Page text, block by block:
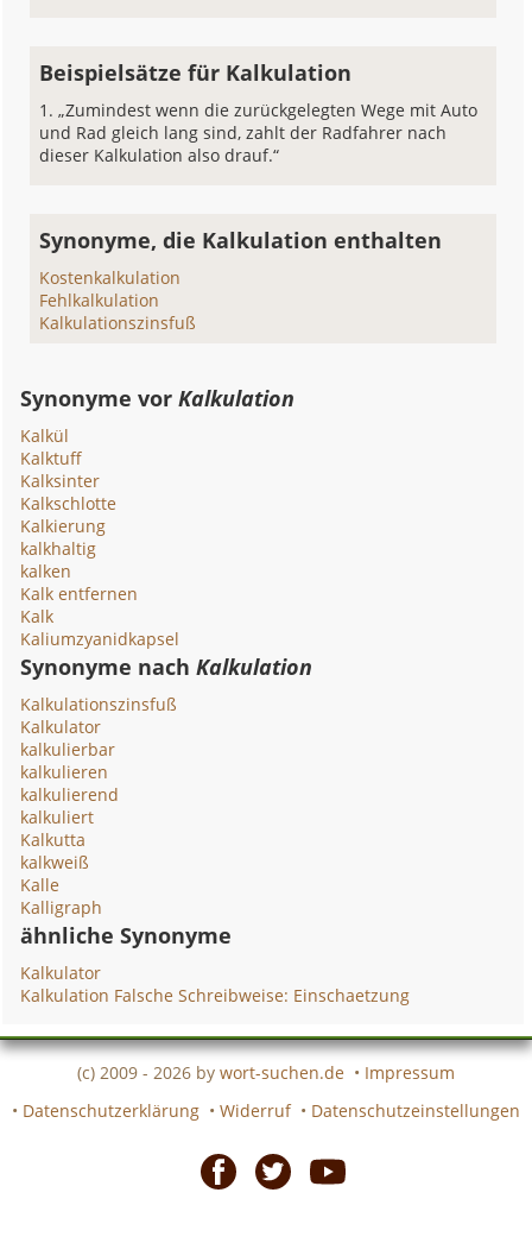
Beispielsätze für Kalkulation
„Zumindest wenn die zurückgelegten Wege mit Auto
und Rad gleich lang sind, zahlt der Radfahrer nach
dieser Kalkulation also drauf.“
Synonyme, die Kalkulation enthalten
Kostenkalkulation
Fehlkalkulation
Kalkulationszinsfuß
Synonyme vorKalkulation
Kalkül
Kalktuff
Kalksinter
Kalkschlotte
Kalkierung
kalkhaltig
kalken
Kalk entfernen
Kalk
Kaliumzyanidkapsel
Synonyme nachKalkulation
Kalkulationszinsfuß
Kalkulator
kalkulierbar
kalkulieren
kalkulierend
kalkuliert
Kalkutta
kalkweiß
Kalle
Kalligraph
ähnliche Synonyme
Kalkulator
Kalkulation Falsche Schreibweise: Einschaetzung
(c) 2009 - 2026 by wort-suchen.de • Impressum
• Datenschutzerklärung • Widerruf • Datenschutzeinstellungen